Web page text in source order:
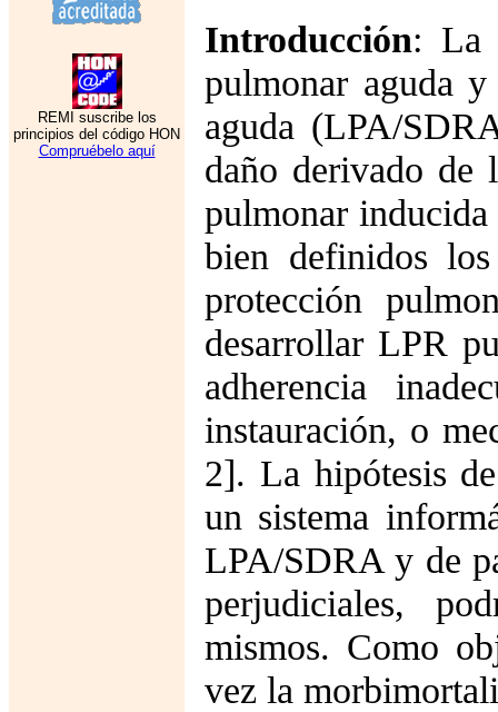
REMI suscribe los
principios del código HON
Compruébelo aquí
Introducción: La
pulmonar aguda
aguda (LPA/
daño derivado de
pulmonar
bien definidos
protección
desarrollar LPR
adherencia
instauración, o
2]. La hipótesis
un sistema
LPA/SDRA y de
perjudiciales,
mismos. Como
vez la